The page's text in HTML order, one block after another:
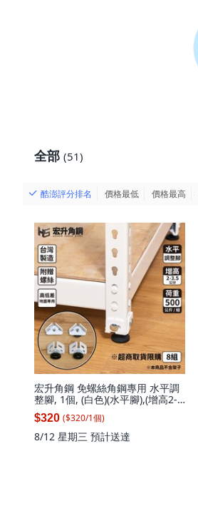
全部 (51)
酷澎評分排名 價格最低 價格最高
宏升角鋼 免螺絲角鋼專用 水平調
整腳, 1個, (白色)(水平腳),(增高2-
3.5公分)4入/組(附螺絲)
$320 ($320/1個)
8/12 星期三 預計送達